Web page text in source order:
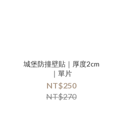
城堡防撞壁貼｜厚度2cm
｜單片
NT$250
NT$270